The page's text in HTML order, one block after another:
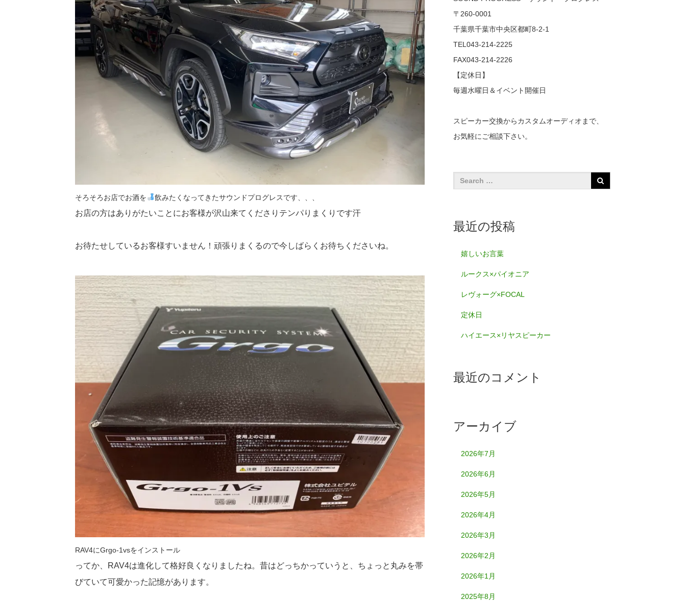
そろそろお店でお酒を 飲みたくなってきたサウンドプログレスです、、、
お店の方はありがたいことにお客様が沢山来てくださりテンパりまくりです汗
お待たせしているお客様すいません！頑張りまくるので今しばらくお待ちくださいね。
RAV4にGrgo-1vsをインストール
ってか、RAV4は進化して格好良くなりましたね。昔はどっちかっていうと、ちょっと丸みを帯
びていて可愛かった記憶があります。
〒260-0001
千葉県千葉市中央区都町8-2-1
TEL043-214-2225
FAX043-214-2226
【定休日】
毎週水曜日＆イベント開催日
スピーカー交換からカスタムオーディオまで、
お気軽にご相談下さい。
最近の投稿
嬉しいお言葉
ルークス×パイオニア
レヴォーグ×FOCAL
定休日
ハイエース×リヤスピーカー
最近のコメント
アーカイブ
2026年7月
2026年6月
2026年5月
2026年4月
2026年3月
2026年2月
2026年1月
2025年8月